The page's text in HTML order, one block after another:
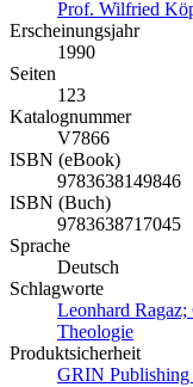
Prof. Wilfried
Erscheinungsjahr
1990
Seiten
123
Katalognummer
V7866
ISBN (eBook)
9783638149846
ISBN (Buch)
9783638717045
Sprache
Deutsch
Schlagworte
Leonhard
Theologie
Produktsicherheit
GRIN